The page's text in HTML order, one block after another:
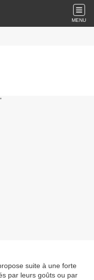
MENU
suite à une forte
par leurs goûts ou par